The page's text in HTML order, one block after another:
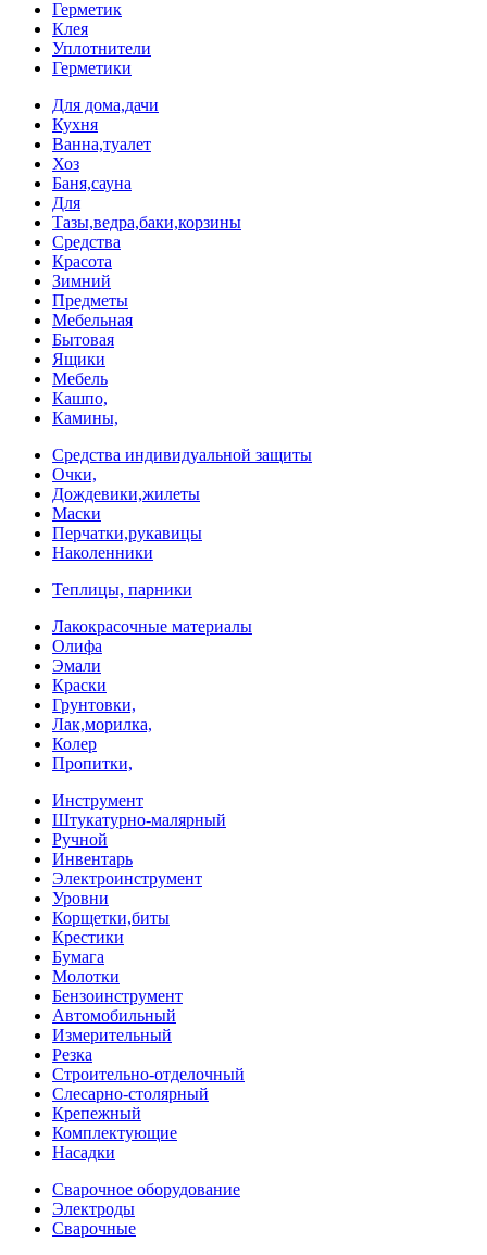
Герметик
Клея
Уплотнители
Герметики
Для дома,дачи
Кухня
Ванна,туалет
Хоз
Баня,сауна
Для
Тазы,ведра,баки,корзины
Средства
Красота
Зимний
Предметы
Мебельная
Бытовая
Ящики
Мебель
Кашпо,
Камины,
Средства индивидуальной защиты
Очки,
Дождевики,жилеты
Маски
Перчатки,рукавицы
Наколенники
Теплицы, парники
Лакокрасочные материалы
Олифа
Эмали
Краски
Грунтовки,
Лак,морилка,
Колер
Пропитки,
Инструмент
Штукатурно-малярный
Ручной
Инвентарь
Электроинструмент
Уровни
Корщетки,биты
Крестики
Бумага
Молотки
Бензоинструмент
Автомобильный
Измерительный
Резка
Строительно-отделочный
Слесарно-столярный
Крепежный
Комплектующие
Насадки
Сварочное оборудование
Электроды
Сварочные